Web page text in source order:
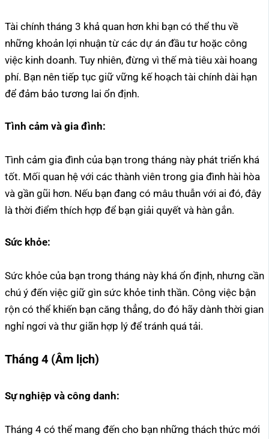
Tài chính tháng 3 khả quan hơn khi bạn có thể thu về
những khoản lợi nhuận từ các dự án đầu tư hoặc công
việc kinh doanh. Tuy nhiên, đừng vì thế mà tiêu xài hoang
phí. Bạn nên tiếp tục giữ vững kế hoạch tài chính dài hạn
để đảm bảo tương lai ổn định.
Tình cảm và gia đình:
Tình cảm gia đình của bạn trong tháng này phát triển khá
tốt. Mối quan hệ với các thành viên trong gia đình hài hòa
và gần gũi hơn. Nếu bạn đang có mâu thuẫn với ai đó, đây
là thời điểm thích hợp để bạn giải quyết và hàn gắn.
Sức khỏe:
Sức khỏe của bạn trong tháng này khá ổn định, nhưng cần
chú ý đến việc giữ gìn sức khỏe tinh thần. Công việc bận
rộn có thể khiến bạn căng thẳng, do đó hãy dành thời gian
nghỉ ngơi và thư giãn hợp lý để tránh quá tải.
Tháng 4 (Âm lịch)
Sự nghiệp và công danh:
Tháng 4 có thể mang đến cho bạn những thách thức mới